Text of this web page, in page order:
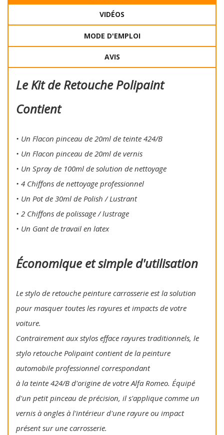
VIDÉOS
MODE D'EMPLOI
AVIS
Le Kit de Retouche Polipaint
Contient
• Un Flacon pinceau de 20ml de teinte 424/B
• Un Flacon pinceau de 20ml de vernis
• Un Spray de 100ml de solution de nettoyage
• 4 Chiffons de nettoyage professionnel
• Un Pot de 30ml de Polish / Lustrant
• 2 Chiffons de polissage / lustrage
• Un Gant de travail en latex
Économique et simple d'utilisation
Le stylo de retouche peinture carrosserie est la solution
pour masquer toutes les rayures et impacts de votre
voiture.
Contrairement aux stylos efface rayures traditionnels, le
stylo retouche Polipaint contient de la peinture
automobile professionnel correspondant
à la teinte 424/B d'origine de votre Alfa Romeo. Équipé
d'un petit pinceau de précision, il s'applique comme un
vernis à ongles à l'intérieur d'une rayure ou impact
présent sur une carrosserie.